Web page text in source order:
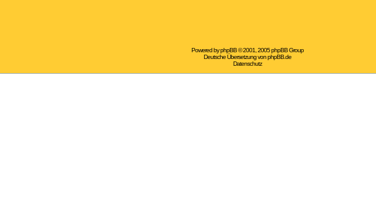
Powered byphpBB© 2001, 2005 phpBB Group
Deutsche Übersetzung vonphpBB.de
Datenschutz